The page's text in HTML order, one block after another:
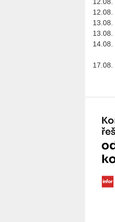
12.08.
13.08.
13.08.
14.08.
17.08.